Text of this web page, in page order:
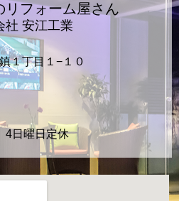
リフォーム屋さん
社 安江工業
１丁目１−１０
4日曜日定休